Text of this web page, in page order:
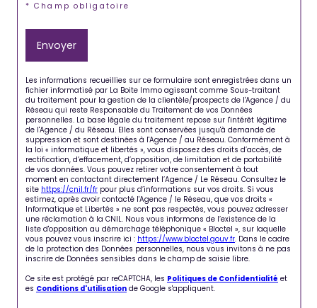
* Champ obligatoire
Envoyer
Les informations recueillies sur ce formulaire sont enregistrées dans un
fichier informatisé par La Boite Immo agissant comme Sous-traitant
du traitement pour la gestion de la clientèle/prospects de l'Agence / du
Réseau qui reste Responsable du Traitement de vos Données
personnelles. La base légale du traitement repose sur l'intérêt légitime
de l'Agence / du Réseau. Elles sont conservées jusqu'à demande de
suppression et sont destinées à l'Agence / au Réseau. Conformément à
la loi « informatique et libertés », vous disposez des droits d’accès, de
rectification, d’effacement, d’opposition, de limitation et de portabilité
de vos données. Vous pouvez retirer votre consentement à tout
moment en contactant directement l’Agence / Le Réseau. Consultez le
site https://cnil.fr/fr pour plus d’informations sur vos droits. Si vous
estimez, après avoir contacté l'Agence / le Réseau, que vos droits «
Informatique et Libertés » ne sont pas respectés, vous pouvez adresser
une réclamation à la CNIL. Nous vous informons de l’existence de la
liste d'opposition au démarchage téléphonique « Bloctel », sur laquelle
vous pouvez vous inscrire ici : https://www.bloctel.gouv.fr. Dans le cadre
de la protection des Données personnelles, nous vous invitons à ne pas
inscrire de Données sensibles dans le champ de saisie libre.
Ce site est protégé par reCAPTCHA, les Politiques de Confidentialité et
es Conditions d'utilisation de Google s'appliquent.